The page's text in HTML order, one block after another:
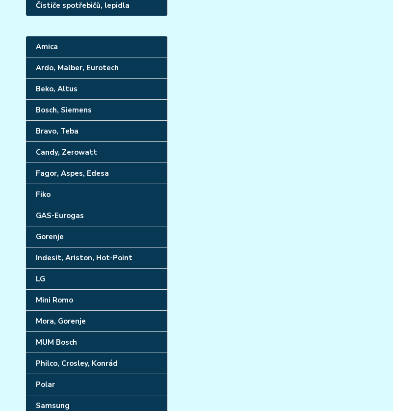
Čističe spotřebičů, lepidla
Amica
Ardo, Malber, Eurotech
Beko, Altus
Bosch, Siemens
Bravo, Teba
Candy, Zerowatt
Fagor, Aspes, Edesa
Fiko
GAS-Eurogas
Gorenje
Indesit, Ariston, Hot-Point
LG
Mini Romo
Mora, Gorenje
MUM Bosch
Philco, Crosley, Konrád
Polar
Samsung